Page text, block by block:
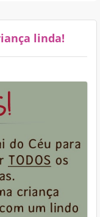
linda!